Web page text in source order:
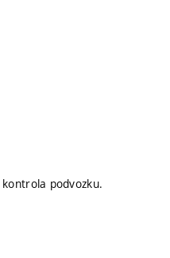
podvozku.